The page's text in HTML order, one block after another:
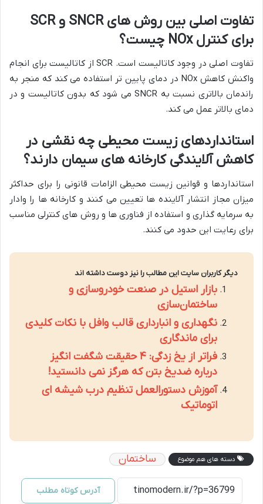
تفاوت اصلی بین روش های SNCR و SCR
برای کنترل NOx چیست؟
تفاوت اصلی در وجود کاتالیست است. SCR از کاتالیست برای انجام
واکنش کاهش NOx در دمای پایین تر استفاده می کند که منجر به
راندمان بالاتری نسبت به SNCR می شود که بدون کاتالیست و در
دمای بالاتر عمل می کند.
استانداردهای زیست محیطی چه نقشی در
کاهش آلایندگی کارخانه های سیمان دارند؟
استانداردها و قوانین زیست محیطی الزامات قانونی را برای حداکثر
میزان مجاز انتشار آلاینده ها تعیین می کنند و کارخانه ها را وادار
به سرمایه گذاری و استفاده از فناوری ها و روش های کنترلی مناسب
برای رعایت این حدود می کنند.
دیگر کاربران سایت این مطالب را نیز دوست داشته اند
بازار استیل در صنعت خودروسازی و
ساختمان‌سازی
نگهداری و انبارداری قالب وافل با نکات کلیدی
برای ماندگاری
فراتر از یخ زدگی: ۴ حقیقت شگفت انگیز
درباره ضدیخ بتن که هرگز نمی دانستید!
آموزش دستورالعمل تنظیم درب شیشه ای
اتوماتیک
دسته های هم موضوع ساختمان
آدرس کوتاه مطلب